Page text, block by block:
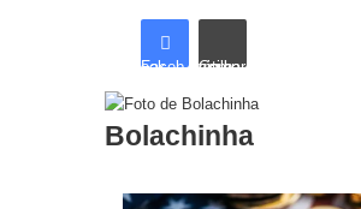
Facebook Compartilhar via e-mail
Bolachinha